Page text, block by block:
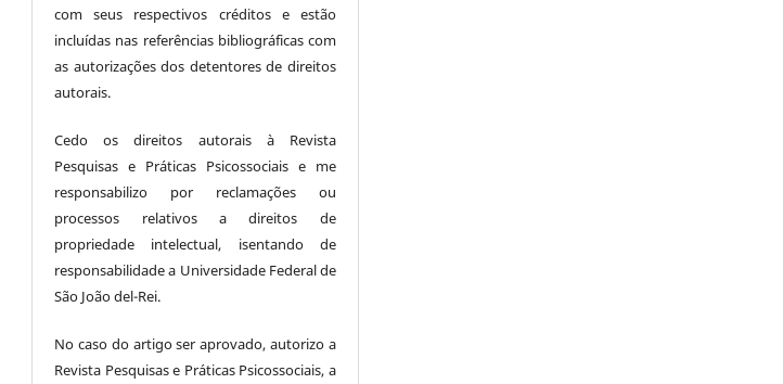
com seus respectivos créditos e estão
incluídas nas referências bibliográficas com
as autorizações dos detentores de direitos
autorais.
Cedo os direitos autorais à Revista
Pesquisas e Práticas Psicossociais e me
responsabilizo por reclamações ou
processos relativos a direitos de
propriedade intelectual, isentando de
responsabilidade a Universidade Federal de
São João del-Rei.
No caso do artigo ser aprovado, autorizo a
Revista Pesquisas e Práticas Psicossociais, a